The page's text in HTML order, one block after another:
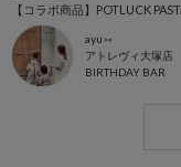
ayu ⑅
アトレヴィ大塚店
BIRTHDAY BAR